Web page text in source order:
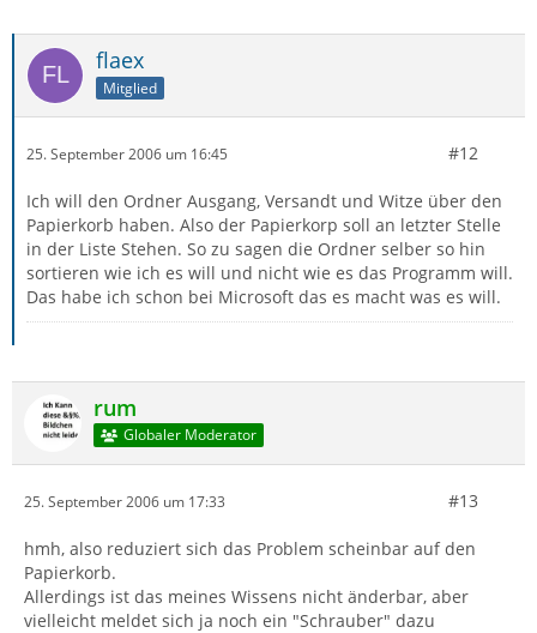
flaex
Mitglied
25. September 2006 um 16:45 #12
Ich will den Ordner Ausgang, Versandt und Witze über den
Papierkorb haben. Also der Papierkorp soll an letzter Stelle
in der Liste Stehen. So zu sagen die Ordner selber so hin
sortieren wie ich es will und nicht wie es das Programm will.
Das habe ich schon bei Microsoft das es macht was es will.
rum
Globaler Moderator
25. September 2006 um 17:33 #13
hmh, also reduziert sich das Problem scheinbar auf den
Papierkorb.
Allerdings ist das meines Wissens nicht änderbar, aber
vielleicht meldet sich ja noch ein "Schrauber" dazu